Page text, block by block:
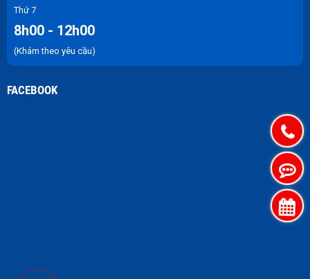
Thứ 7
8h00 - 12h00
(Khám theo yêu cầu)
FACEBOOK